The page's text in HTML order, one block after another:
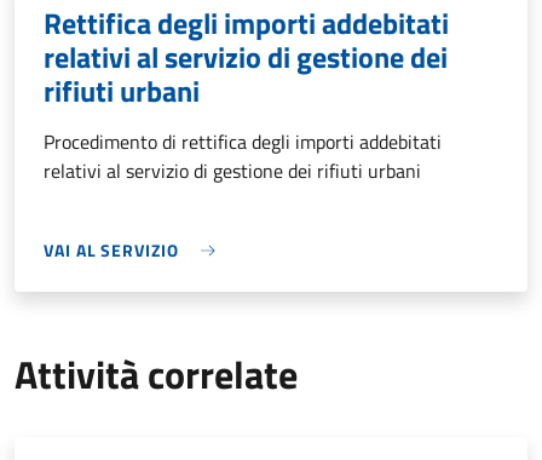
Rettifica degli importi addebitati
relativi al servizio di gestione dei
rifiuti urbani
Procedimento di rettifica degli importi addebitati
relativi al servizio di gestione dei rifiuti urbani
VAI AL SERVIZIO
Attività correlate